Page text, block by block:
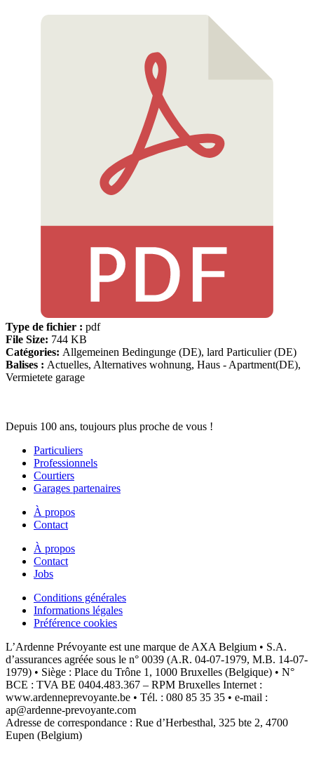
Type de fichier : pdf
File Size: 744 KB
Catégories: Allgemeinen Bedingunge (DE), lard Particulier (DE)
Balises : Actuelles, Alternatives wohnung, Haus - Apartment(DE),
Vermietete garage
Depuis 100 ans, toujours plus proche de vous !
Particuliers
Professionnels
Courtiers
Garages partenaires
À propos
Contact
À propos
Contact
Jobs
Conditions générales
Informations légales
Préférence cookies
L’Ardenne Prévoyante est une marque de AXA Belgium • S.A.
d’assurances agréée sous le n° 0039 (A.R. 04-07-1979, M.B. 14-07-
1979) • Siège : Place du Trône 1, 1000 Bruxelles (Belgique) • N°
BCE : TVA BE 0404.483.367 – RPM Bruxelles Internet :
www.ardenneprevoyante.be • Tél. : 080 85 35 35 • e-mail :
ap@ardenne-prevoyante.com
Adresse de correspondance : Rue d’Herbesthal, 325 bte 2, 4700
Eupen (Belgium)